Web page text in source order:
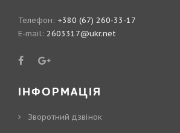
Телефон: +380 (67) 260-33-17
E-mail: 2603317@ukr.net
ІНФОРМАЦІЯ
Зворотний дзвінок